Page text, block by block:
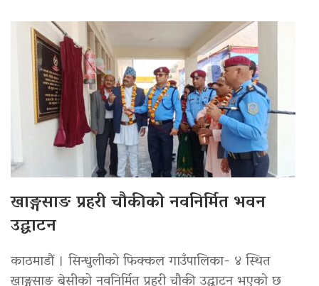
खाङ्गसाङ प्रहरी चौकीको नवनिर्मित भवन
उद्घाटन
काठमाडौं । सिन्धुलीको फिक्कल गाउँपालिका- ४ स्थित